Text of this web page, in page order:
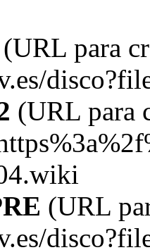
(URL para
(URL para
(URL